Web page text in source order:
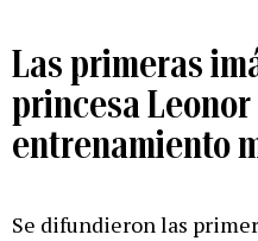
Las primeras
princesa Leonor
entrenamiento
Se difundieron las